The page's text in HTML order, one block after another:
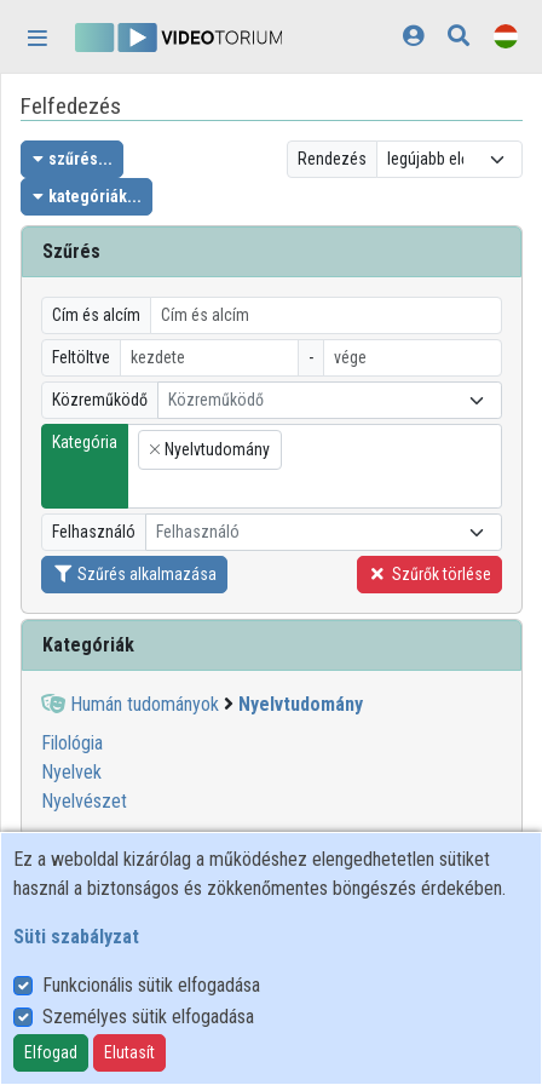
Kezdőlap
Bejelentkezés
Felfedezés
Kategóriák
Lejátszási listák
Intézmények
Közreműködők
világos
Felfedezés
szűrés...
kategóriák...
Rendezés
Szűrés
Cím és alcím
Feltöltve -
Közreműködő Közreműködő
Kategória
×
Nyelvtudomány
Felhasználó Felhasználó
Szűrés alkalmazása Szűrők törlése
Kategóriák
Humán tudományok
Nyelvtudomány
Filológia
Nyelvek
Nyelvészet
1 2 3 4 5 6 7 8 9 10
Ez a weboldal kizárólag a működéshez elengedhetetlen sütiket
használ a biztonságos és zökkenőmentes böngészés érdekében.
Süti szabályzat
Funkcionális sütik elfogadása
Személyes sütik elfogadása
Elfogad Elutasít